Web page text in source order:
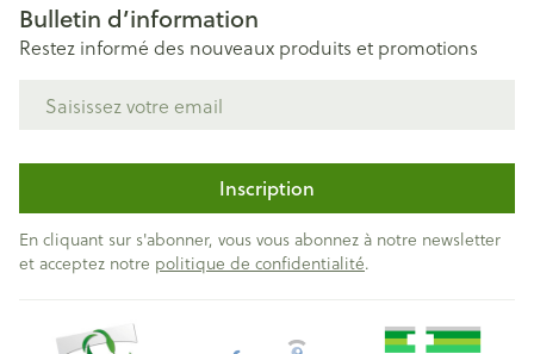
Bulletin d’information
Restez informé des nouveaux produits et promotions
Inscription
En cliquant sur s'abonner, vous vous abonnez à notre newsletter
et acceptez notre politique de confidentialité.